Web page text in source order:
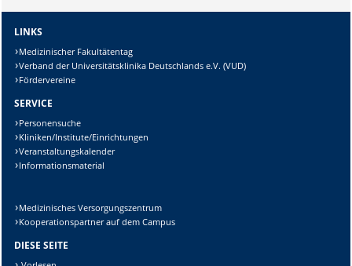
Lösung:
LINKS
Medizinischer Fakultätentag
Verband der Universitätsklinika Deutschlands e.V. (VUD)
Fördervereine
SERVICE
Personensuche
Kliniken/Institute/Einrichtungen
Veranstaltungskalender
Informationsmaterial
Medizinisches Versorgungszentrum
Kooperationspartner auf dem Campus
DIESE SEITE